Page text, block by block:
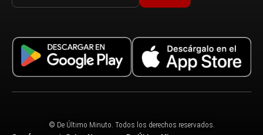
© De Último Minuto. Todos los derechos reservados.